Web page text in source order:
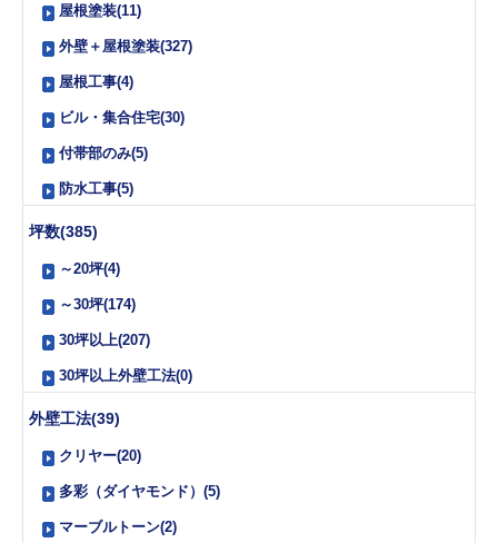
屋根塗装(11)
外壁＋屋根塗装(327)
屋根工事(4)
ビル・集合住宅(30)
付帯部のみ(5)
防水工事(5)
坪数(385)
～20坪(4)
～30坪(174)
30坪以上(207)
30坪以上外壁工法(0)
外壁工法(39)
クリヤー(20)
多彩（ダイヤモンド）(5)
マーブルトーン(2)